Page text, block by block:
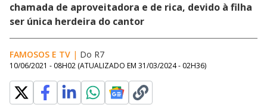
chamada de aproveitadora e de rica, devido à filha
ser única herdeira do cantor
FAMOSOS E TV | Do R7
10/06/2021 - 08H02 (ATUALIZADO EM 31/03/2024 - 02H36)